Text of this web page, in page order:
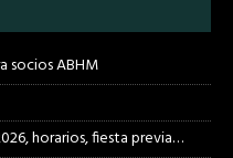
socios ABHM
horarios, fiesta previa…